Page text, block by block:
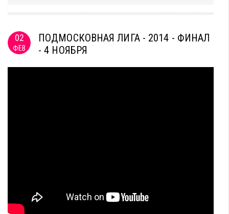
02
ФЕВ
ПОДМОСКОВНАЯ ЛИГА - 2014 - ФИНАЛ
- 4 НОЯБРЯ